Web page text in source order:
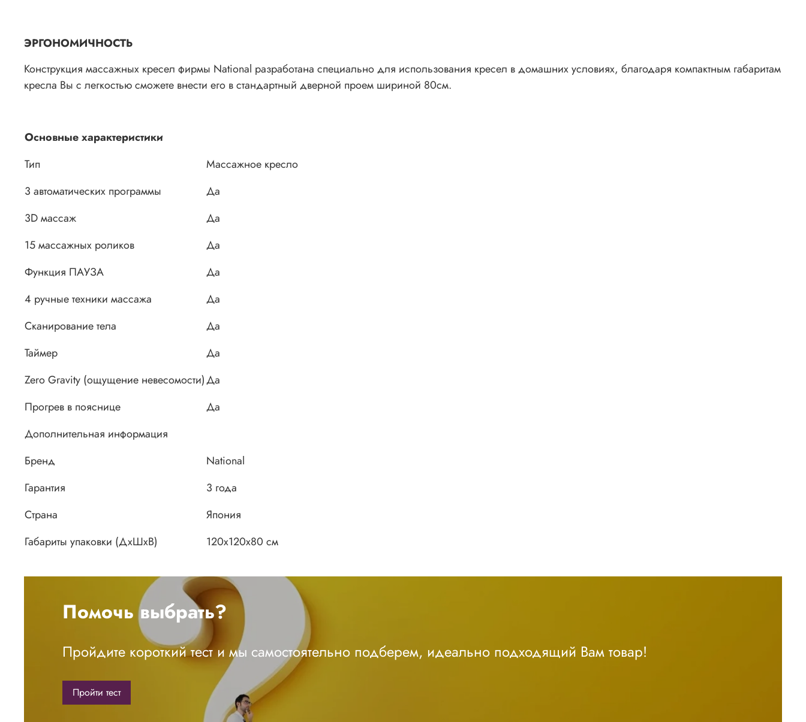
ЭРГОНОМИЧНОСТЬ
Конструкция массажных кресел фирмы National разработана специально для использования кресел в домашних условиях, благодаря компактным габаритам
кресла Вы с легкостью сможете внести его в стандартный дверной проем шириной 80см.
Основные характеристики
Тип
Массажное кресло
3 автоматических программы
Да
3D массаж
Да
15 массажных роликов
Да
Функция ПАУЗА
Да
4 ручные техники массажа
Да
Сканирование тела
Да
Таймер
Да
Zero Gravity (ощущение невесомости)Да
Прогрев в пояснице
Да
Дополнительная информация
Бренд
National
Гарантия
3 года
Страна
Япония
Габариты упаковки (ДхШхВ)
120х120х80 см
Помочь выбрать?
Пройдите короткий тест и мы самостоятельно подберем, идеально подходящий Вам товар!
Пройти тест